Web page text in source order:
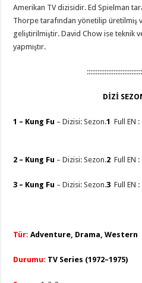
Amerikan TV dizisidir. Ed Spielman
Thorpe tarafından yönetilip üretilmiş
geliştirilmiştir. David Chow ise teknik ve
yapmıştır.
DİZİ
1 – Kung Fu – Dizisi: Sezon.1 Full EN
2 – Kung Fu – Dizisi: Sezon.2 Full EN
3 – Kung Fu – Dizisi: Sezon.3 Full EN
Tür:Adventure, Drama, Western
Durumu: TV Series (1972–1975)